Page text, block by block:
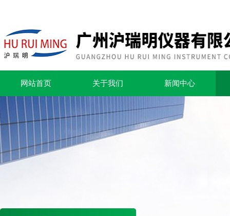
网站首页 关于我们 新闻中心